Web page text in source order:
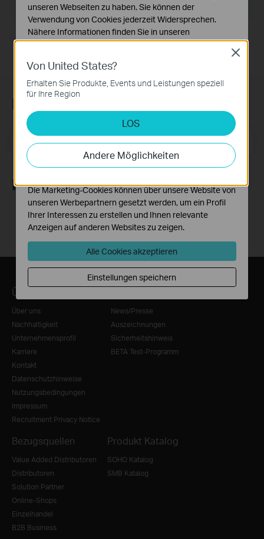
Betriebssystem: win10/win11
Newsletter abonnieren
E-Mail-Adresse Registrieren
Folge uns
Über TP-Link
Über uns
Nachhaltigkeit
Unternehmensprofil
Karriere
Kontakt
Datenschutzhinweise
Nutzungsbedingungen
Impressum
Recruitment Privacy Notice
News/Presse
Auszeichnungen
Sicherheitshinweis
BETA Test-Programm
Bezugsquellen
Value Added Distributoren
Distributoren
Solution Partner
Online-Shops
Einzelhandel
B2B Business
Produkt Katalog
SOHO Katalog
SMB Katalog
Von United States?
Erhalten Sie Produkte, Events und Leistungen speziell
für Ihre Region
LOS
Andere Möglichkeiten
Close
unseren Webseiten zu haben. Sie können der
Verwendung von Cookies jederzeit Widersprechen.
Nähere Informationen finden Sie in unseren
Datenschutzhinweisen.
Notwendige Cookies
erforderlich und können in Ihren Systemen nicht
Analyse- und Marketing-Cookies
Analyse-Cookies ermöglichen es uns, Ihre Aktivitäten
auf unserer Website zu analysieren, um die
Funktionsweise unserer Website zu verbessern und
Die Marketing-Cookies können über unsere Website von
unseren Werbepartnern gesetzt werden, um ein Profil
Ihrer Interessen zu erstellen und Ihnen relevante
Anzeigen auf anderen Websites zu zeigen.
Alle Cookies akzeptieren
Einstellungen speichern